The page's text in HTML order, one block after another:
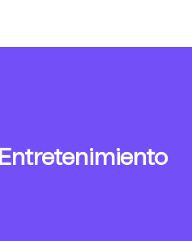
Entretenimiento